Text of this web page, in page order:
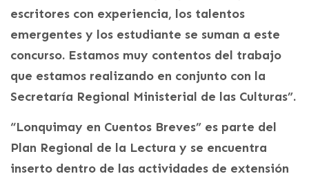
escritores con experiencia, los talentos
emergentes y los estudiante se suman a este
concurso. Estamos muy contentos del trabajo
que estamos realizando en conjunto con la
Secretaría Regional Ministerial de las Culturas”.
“Lonquimay en Cuentos Breves” es parte del
Plan Regional de la Lectura y se encuentra
inserto dentro de las actividades de extensión